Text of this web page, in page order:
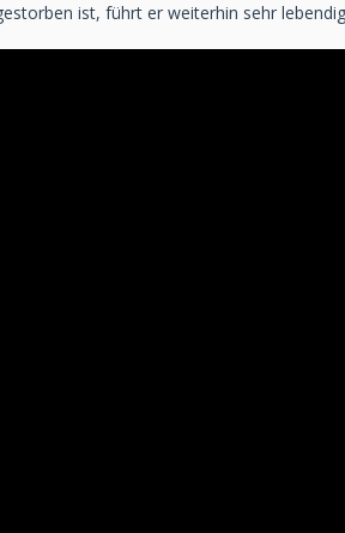
ist, führt er weiterhin sehr